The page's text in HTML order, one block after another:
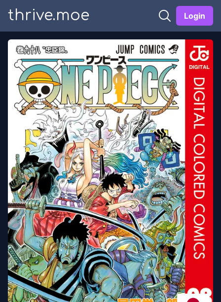
thrive.moe Login